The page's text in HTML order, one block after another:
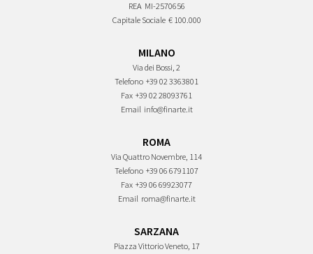
REA MI-2570656
Capitale Sociale € 100.000
MILANO
Via dei Bossi, 2
Telefono +39 02 3363801
Fax +39 02 28093761
Email info@finarte.it
ROMA
Via Quattro Novembre, 114
Telefono +39 06 6791107
Fax +39 06 69923077
Email roma@finarte.it
SARZANA
Piazza Vittorio Veneto, 17